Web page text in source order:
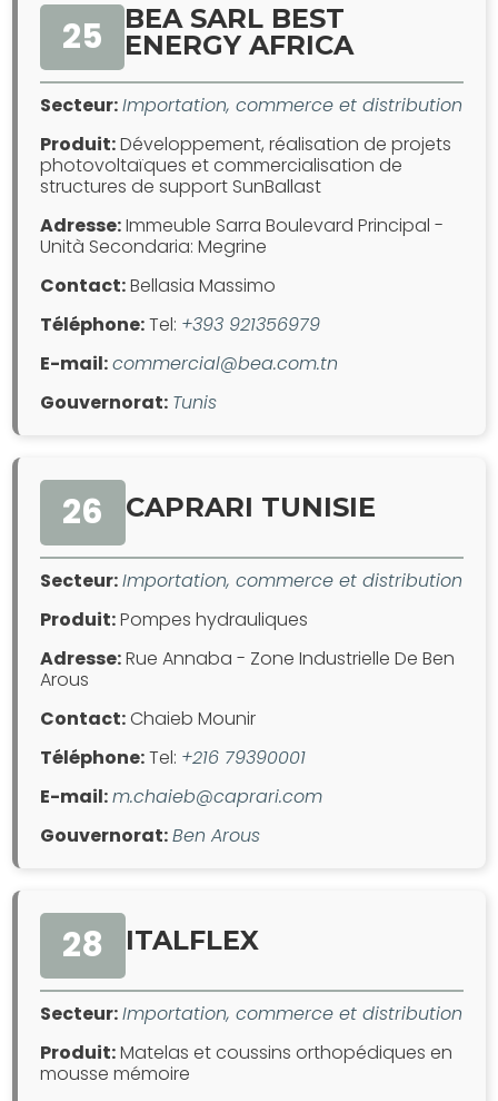
25
BEA SARL BEST
ENERGY AFRICA
Secteur:Importation, commerce et distribution
Produit:Développement, réalisation de projets
photovoltaïques et commercialisation de
structures de support SunBallast
Adresse:Immeuble Sarra Boulevard Principal -
Unità Secondaria: Megrine
Contact:Bellasia Massimo
Téléphone:Tel: +393 921356979
E-mail:commercial@bea.com.tn
Gouvernorat: Tunis
26 CAPRARI TUNISIE
Secteur:Importation, commerce et distribution
Produit:Pompes hydrauliques
Adresse:Rue Annaba - Zone Industrielle De Ben
Arous
Contact:Chaieb Mounir
Téléphone:Tel: +216 79390001
E-mail:m.chaieb@caprari.com
Gouvernorat:Ben Arous
28 ITALFLEX
Secteur:Importation, commerce et distribution
Produit:Matelas et coussins orthopédiques en
mousse mémoire